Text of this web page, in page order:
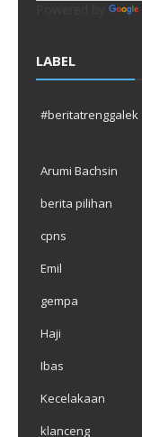
LABEL
#beritatrenggalek
Arumi Bachsin
berita pilihan
cpns
Emil
gempa
Haji
Ibas
Kecelakaan
klanceng